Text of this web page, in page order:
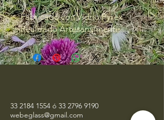
Fabricado con Vidrio Pyrex
Realizado Artesanalmente
33 2184 1554 ó 33 2796 9190
webeglass@gmail.com